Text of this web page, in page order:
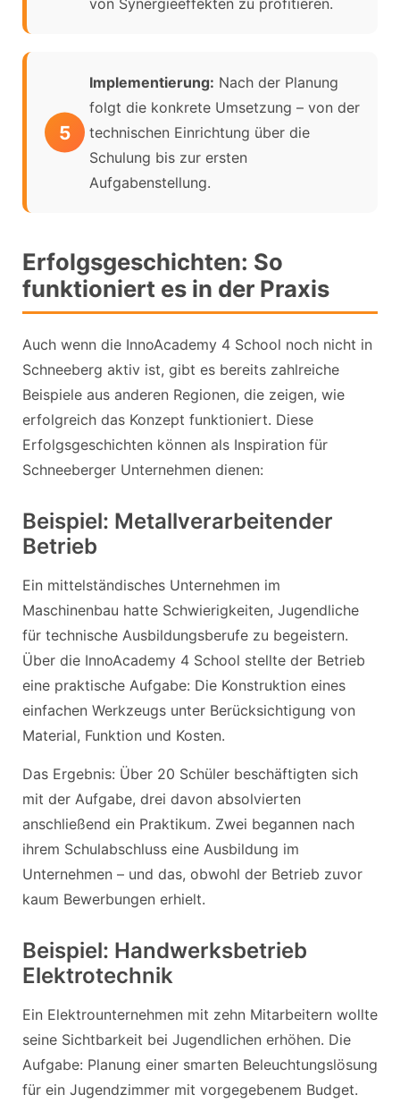
von Synergieeffekten zu profitieren.
Implementierung: Nach der Planung
folgt die konkrete Umsetzung – von der
technischen Einrichtung über die
Schulung bis zur ersten
Aufgabenstellung.
Erfolgsgeschichten: So
funktioniert es in der Praxis
Auch wenn die InnoAcademy 4 School noch nicht in
Schneeberg aktiv ist, gibt es bereits zahlreiche
Beispiele aus anderen Regionen, die zeigen, wie
erfolgreich das Konzept funktioniert. Diese
Erfolgsgeschichten können als Inspiration für
Schneeberger Unternehmen dienen:
Beispiel: Metallverarbeitender
Betrieb
Ein mittelständisches Unternehmen im
Maschinenbau hatte Schwierigkeiten, Jugendliche
für technische Ausbildungsberufe zu begeistern.
Über die InnoAcademy 4 School stellte der Betrieb
eine praktische Aufgabe: Die Konstruktion eines
einfachen Werkzeugs unter Berücksichtigung von
Material, Funktion und Kosten.
Das Ergebnis: Über 20 Schüler beschäftigten sich
mit der Aufgabe, drei davon absolvierten
anschließend ein Praktikum. Zwei begannen nach
ihrem Schulabschluss eine Ausbildung im
Unternehmen – und das, obwohl der Betrieb zuvor
kaum Bewerbungen erhielt.
Beispiel: Handwerksbetrieb
Elektrotechnik
Ein Elektrounternehmen mit zehn Mitarbeitern wollte
seine Sichtbarkeit bei Jugendlichen erhöhen. Die
Aufgabe: Planung einer smarten Beleuchtungslösung
für ein Jugendzimmer mit vorgegebenem Budget.